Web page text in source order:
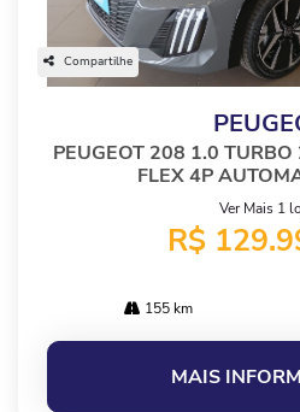
Compartilhe
PEUGEOT 208 1.0
FLEX 4P
Ver Mais 1
R$
155 km
MAIS